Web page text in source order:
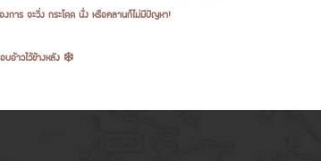
การ จะวิ่ง กระโดด นั่ง หรือคลานก็ไม่มีปัญหา!
บอ้าวไว้ข้างหลัง ❄️